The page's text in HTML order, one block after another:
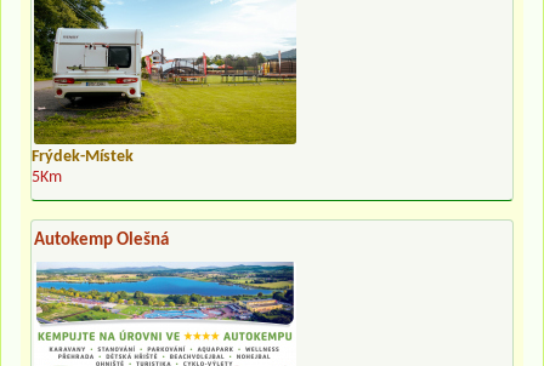
Frýdek-Místek
5Km
Autokemp Olešná